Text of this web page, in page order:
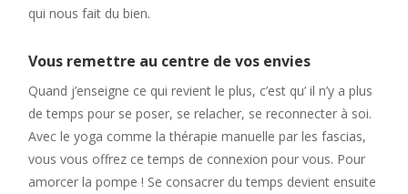
qui nous fait du bien.
Vous remettre au centre de vos envies
Quand j’enseigne ce qui revient le plus, c’est qu’ il n’y a plus
de temps pour se poser, se relacher, se reconnecter à soi.
Avec le yoga comme la thérapie manuelle par les fascias,
vous vous offrez ce temps de connexion pour vous. Pour
amorcer la pompe ! Se consacrer du temps devient ensuite